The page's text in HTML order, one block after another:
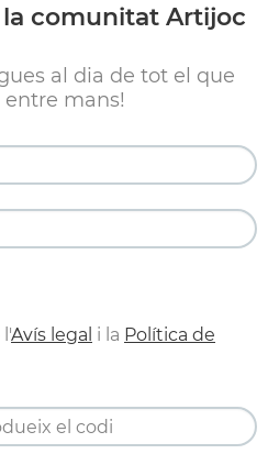
comunitat Artijoc
al dia de tot el que
mans!
Avís legal i la Política de